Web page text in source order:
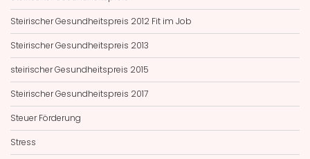
Steirischer Gesundheitspreis 2012 Fit im Job
Steirischer Gesundheitspreis 2013
steirischer Gesundheitspreis 2015
Steirischer Gesundheitspreis 2017
Steuer Förderung
Stress